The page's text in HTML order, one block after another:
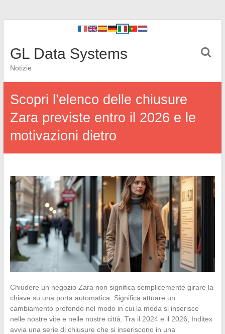
GL Data Systems
Notizie
Scopri l’elenco delle chiusure
Zara previste entro il 2026 e le
motivazioni dietro
Chiudere un negozio Zara non significa semplicemente girare la
chiave su una porta automatica. Significa attuare un
cambiamento profondo nel modo in cui la moda si inserisce
nelle nostre vite e nelle nostre città. Tra il 2024 e il 2026, Inditex
avvia una serie di chiusure che si inseriscono in una